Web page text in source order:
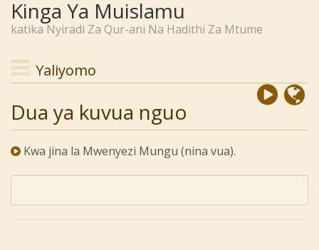
Kinga Ya Muislamu
katika Nyiradi Za Qur-ani Na Hadithi Za Mtume
Yaliyomo
Dua ya kuvua nguo
Kwa jina la Mwenyezi Mungu (nina vua).